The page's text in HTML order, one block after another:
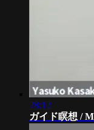
28:12
ガイド瞑想 /